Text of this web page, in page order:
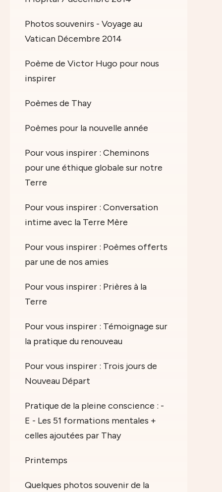
Photos souvenirs - Voyage au
Vatican Décembre 2014
Poème de Victor Hugo pour nous
inspirer
Poèmes de Thay
Poèmes pour la nouvelle année
Pour vous inspirer : Cheminons
pour une éthique globale sur notre
Terre
Pour vous inspirer : Conversation
intime avec la Terre Mère
Pour vous inspirer : Poèmes offerts
par une de nos amies
Pour vous inspirer : Prières à la
Terre
Pour vous inspirer : Témoignage sur
la pratique du renouveau
Pour vous inspirer : Trois jours de
Nouveau Départ
Pratique de la pleine conscience : -
E - Les 51 formations mentales +
celles ajoutées par Thay
Printemps
Quelques photos souvenir de la